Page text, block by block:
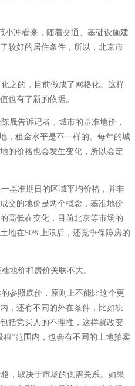
小冲看来，随着交通、基础设施建
较好的居住条件，所以，北京市
之的，目前做成了网格化。这样
也有了新的依据。
晟告诉记者，城市的基准地价，
，租金水平是不一样的。每年的城
的价格也会发生变化，所以会定
基准期日的区域平均价格，并非
交的地价是两个概念，基准地价
高低在变化，目前北京等市场的
地在50% 上限后，还竞争保障房的
地价和房价关联不大。
参照底价，原则上不能比这个更
，还有不同的外在条件，比如轨
括竞买人的不理性，这样就改变
”范围内，也会有不同的土地拍卖
，取决于市场的供需关系。如果